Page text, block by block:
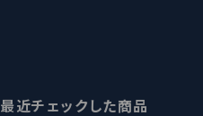
最近チェックした商品